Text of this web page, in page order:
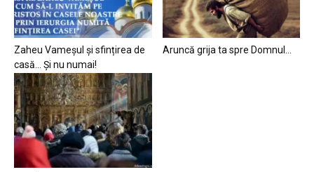
Zaheu Vameșul și sfințirea de
casă… Și nu numai!
Aruncă grija ta spre Domnul…